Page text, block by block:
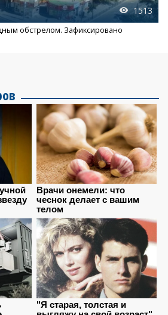
1513
обстрелом. Зафиксировано